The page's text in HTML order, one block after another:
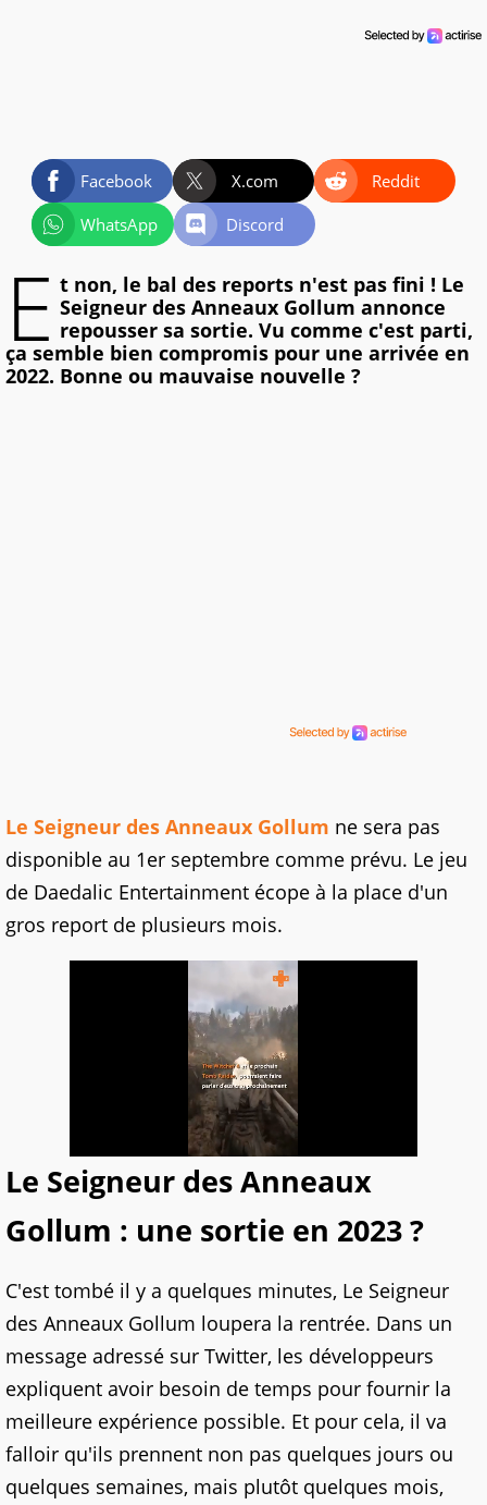
Facebook X.com
Reddit
WhatsApp
Discord
E t non, le bal des reports n'est pas fini ! Le
Seigneur des Anneaux Gollum annonce
repousser sa sortie. Vu comme c'est parti,
ça semble bien compromis pour une arrivée en
2022. Bonne ou mauvaise nouvelle ?
Le Seigneur des Anneaux Gollum ne sera pas
disponible au 1er septembre comme prévu. Le jeu
de Daedalic Entertainment écope à la place d'un
gros report de plusieurs mois.
Le Seigneur des Anneaux
Gollum : une sortie en 2023 ?
C'est tombé il y a quelques minutes, Le Seigneur
des Anneaux Gollum loupera la rentrée. Dans un
message adressé sur Twitter, les développeurs
expliquent avoir besoin de temps pour fournir la
meilleure expérience possible. Et pour cela, il va
falloir qu'ils prennent non pas quelques jours ou
quelques semaines, mais plutôt quelques mois,